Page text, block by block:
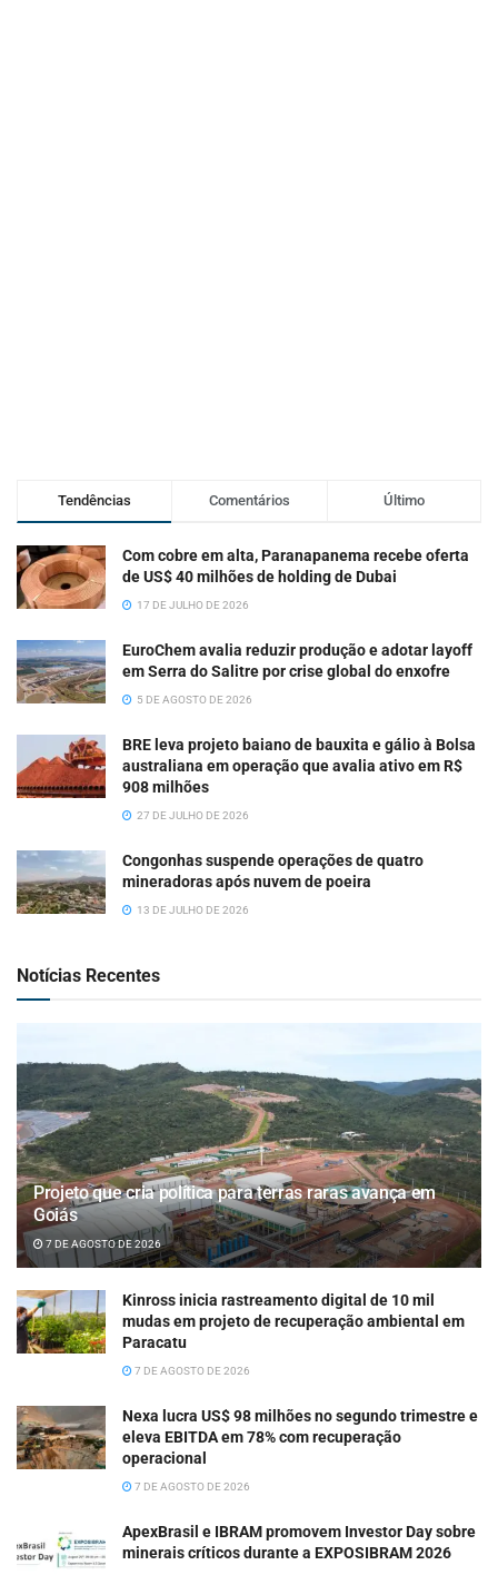
Tendências Comentários Último
Com cobre em alta, Paranapanema recebe oferta
de US$ 40 milhões de holding de Dubai
17 DE JULHO DE 2026
EuroChem avalia reduzir produção e adotar layoff
em Serra do Salitre por crise global do enxofre
5 DE AGOSTO DE 2026
BRE leva projeto baiano de bauxita e gálio à Bolsa
australiana em operação que avalia ativo em R$
908 milhões
27 DE JULHO DE 2026
Congonhas suspende operações de quatro
mineradoras após nuvem de poeira
13 DE JULHO DE 2026
Notícias Recentes
Projeto que cria política para terras raras avança em
Goiás
7 DE AGOSTO DE 2026
Kinross inicia rastreamento digital de 10 mil
mudas em projeto de recuperação ambiental em
Paracatu
7 DE AGOSTO DE 2026
Nexa lucra US$ 98 milhões no segundo trimestre e
eleva EBITDA em 78% com recuperação
operacional
7 DE AGOSTO DE 2026
ApexBrasil e IBRAM promovem Investor Day sobre
minerais críticos durante a EXPOSIBRAM 2026